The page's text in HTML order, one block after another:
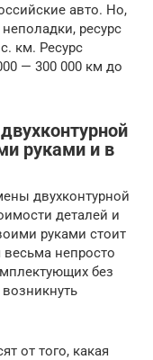
авто. Но,
ресурс
км. Ресурс
— 300 000 км до
руками и в
двухконтурной
деталей и
руками стоит
весьма непросто
без
от того, какая